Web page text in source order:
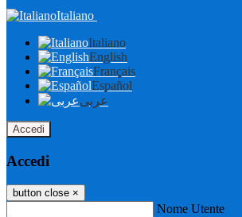
Italiano
Italiano
English
Français
Español
عربى
Accedi
Accedi
button close ×
Nome Utente